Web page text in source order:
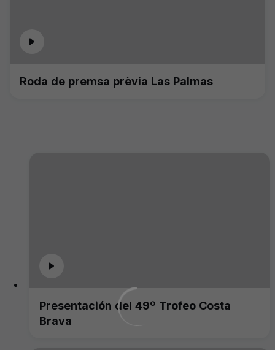
Roda de premsa prèvia Las Palmas
Presentación del 49º Trofeo Costa
Brava